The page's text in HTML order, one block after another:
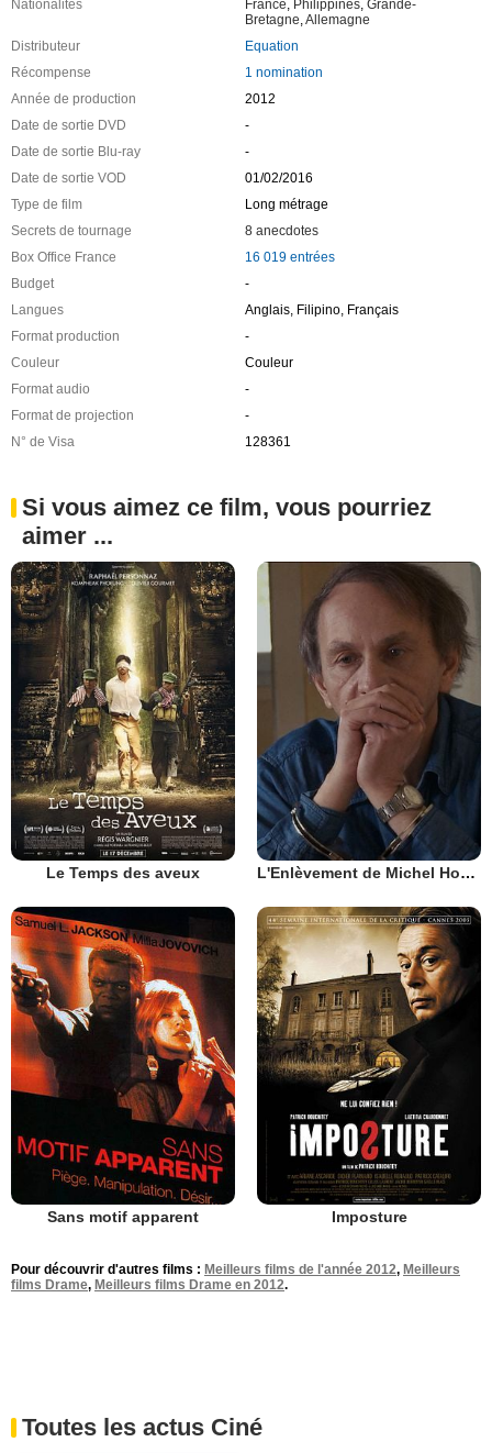
Nationalités France Philippines, Grande-
Bretagne Allemagne
Distributeur
Equation
Récompense
1 nomination
Année de production
2012
Date de sortie DVD
-
Date de sortie Blu-ray
-
Date de sortie VOD
01/02/2016
Type de film
Long métrage
Secrets de tournage
8 anecdotes
Box Office France
16 019 entrées
Budget
-
Langues
Anglais, Filipino, Français
Format production
-
Couleur
Couleur
Format audio
-
Format de projection
-
N° de Visa
128361
Si vous aimez ce film, vous pourriez
aimer ...
Le Temps des aveux L'Enlèvement de Michel Houellebecq
Sans motif apparent Imposture
Pour découvrir d'autres films : Meilleurs films de l'année 2012, Meilleurs
films Drame, Meilleurs films Drame en 2012.
Toutes les actus Ciné